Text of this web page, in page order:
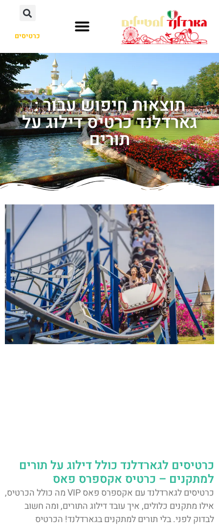
כרטיסים
תוצאות חיפוש עבור :
גארדלנד כרטיס דילוג על
תורים
כרטיסים לגארדלנד כולל דילוג על תורים
למתקנים – כרטיס אקספרס פאס
כרטיסים לגארדלנד עם אקספרס פאס VIP מה כולל הכרטיס,
אילו מתקנים כלולים, איך עובד דילוג התורים, ומה חשוב
לבדוק לפני. בלי תורים למתקנים בגארדלנד! הכרטיס